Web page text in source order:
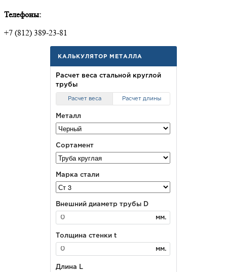
Телефоны:
+7 (812) 389-23-81